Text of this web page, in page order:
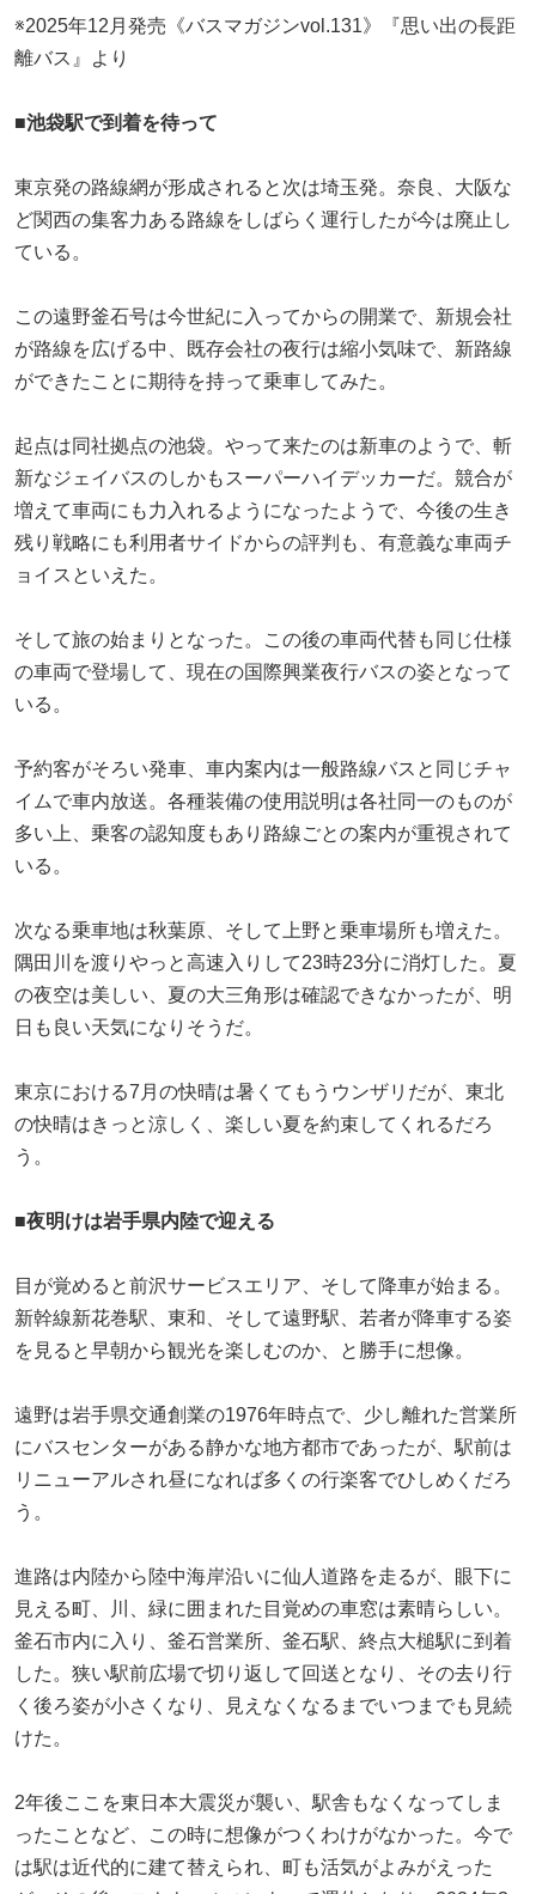
※2025年12月発売《バスマガジンvol.131》『思い出の長距
離バス』より
■池袋駅で到着を待って
東京発の路線網が形成されると次は埼玉発。奈良、大阪な
ど関西の集客力ある路線をしばらく運行したが今は廃止し
ている。
この遠野釜石号は今世紀に入ってからの開業で、新規会社
が路線を広げる中、既存会社の夜行は縮小気味で、新路線
ができたことに期待を持って乗車してみた。
起点は同社拠点の池袋。やって来たのは新車のようで、斬
新なジェイバスのしかもスーパーハイデッカーだ。競合が
増えて車両にも力入れるようになったようで、今後の生き
残り戦略にも利用者サイドからの評判も、有意義な車両チ
ョイスといえた。
そして旅の始まりとなった。この後の車両代替も同じ仕様
の車両で登場して、現在の国際興業夜行バスの姿となって
いる。
予約客がそろい発車、車内案内は一般路線バスと同じチャ
イムで車内放送。各種装備の使用説明は各社同一のものが
多い上、乗客の認知度もあり路線ごとの案内が重視されて
いる。
次なる乗車地は秋葉原、そして上野と乗車場所も増えた。
隅田川を渡りやっと高速入りして23時23分に消灯した。夏
の夜空は美しい、夏の大三角形は確認できなかったが、明
日も良い天気になりそうだ。
東京における7月の快晴は暑くてもうウンザリだが、東北
の快晴はきっと涼しく、楽しい夏を約束してくれるだろ
う。
■夜明けは岩手県内陸で迎える
目が覚めると前沢サービスエリア、そして降車が始まる。
新幹線新花巻駅、東和、そして遠野駅、若者が降車する姿
を見ると早朝から観光を楽しむのか、と勝手に想像。
遠野は岩手県交通創業の1976年時点で、少し離れた営業所
にバスセンターがある静かな地方都市であったが、駅前は
リニューアルされ昼になれば多くの行楽客でひしめくだろ
う。
進路は内陸から陸中海岸沿いに仙人道路を走るが、眼下に
見える町、川、緑に囲まれた目覚めの車窓は素晴らしい。
釜石市内に入り、釜石営業所、釜石駅、終点大槌駅に到着
した。狭い駅前広場で切り返して回送となり、その去り行
く後ろ姿が小さくなり、見えなくなるまでいつまでも見続
けた。
2年後ここを東日本大震災が襲い、駅舎もなくなってしま
ったことなど、この時に想像がつくわけがなかった。今で
は駅は近代的に建て替えられ、町も活気がよみがえった